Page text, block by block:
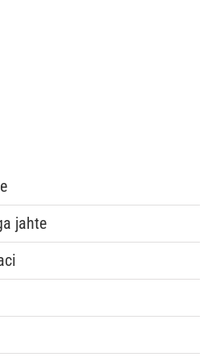
jahte